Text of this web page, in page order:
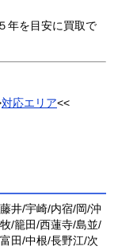
年を目安に買取で
対応エリア<<
井/宇崎/内宿/岡/沖
/籠田/西蓮寺/島並/
田/中根/長野江/次